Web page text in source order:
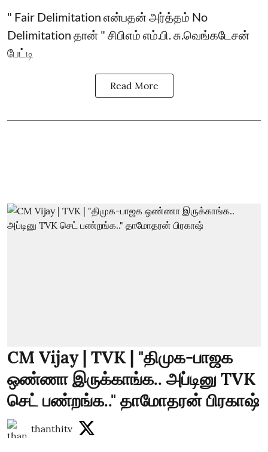
" Fair Delimitation என்பதன் அர்த்தம் No
Delimitation தான் " சிபிஎம் எம்.பி. சு.வெங்கடேசன்
பேட்டி
Read More
CM Vijay | TVK | "திமுக-பாஜக
ஒண்ணா இருக்காங்க.. அப்டினு TVK
செட் பண்றங்க.." தாமோதரன் பிரகாஷ்
thanthitv